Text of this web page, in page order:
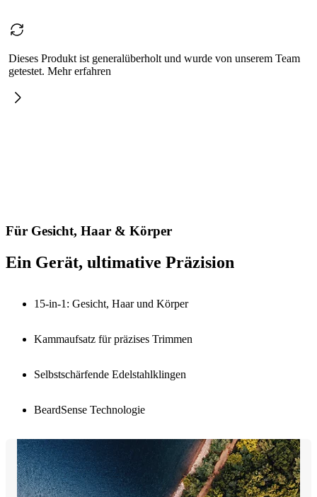
Dieses Produkt ist generalüberholt und wurde von unserem Team
getestet. Mehr erfahren
Für Gesicht, Haar & Körper
Ein Gerät, ultimative Präzision
15-in-1: Gesicht, Haar und Körper
Kammaufsatz für präzises Trimmen
Selbstschärfende Edelstahlklingen
BeardSense Technologie